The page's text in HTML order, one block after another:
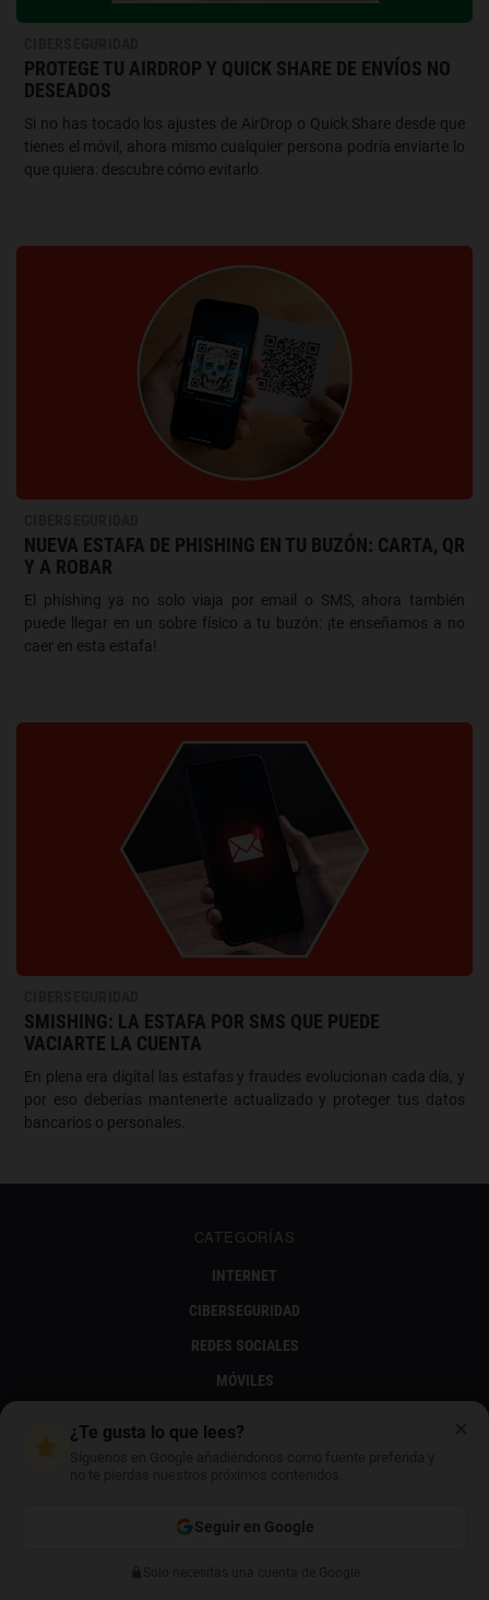
PROTEGE TU AIRDROP Y QUICK SHARE DE ENVÍOS NO
DESEADOS
Si no has tocado los ajustes de AirDrop o Quick Share desde que
tienes el móvil, ahora mismo cualquier persona podría enviarte lo
que quiera: descubre cómo evitarlo.
NUEVA ESTAFA DE PHISHING EN TU BUZÓN: CARTA, QR
Y A ROBAR
El phishing ya no solo viaja por email o SMS, ahora también
puede llegar en un sobre físico a tu buzón: ¡te enseñamos a no
caer en esta estafa!
SMISHING: LA ESTAFA POR SMS QUE PUEDE
VACIARTE LA CUENTA
En plena era digital las estafas y fraudes evolucionan cada día, y
por eso deberías mantenerte actualizado y proteger tus datos
bancarios o personales.
CATEGORÍAS
INTERNET
CIBERSEGURIDAD
REDES SOCIALES
MÓVILES
INTELIGENCIA ARTIFICIAL
¿Te gusta lo que lees?
Seguir en Google